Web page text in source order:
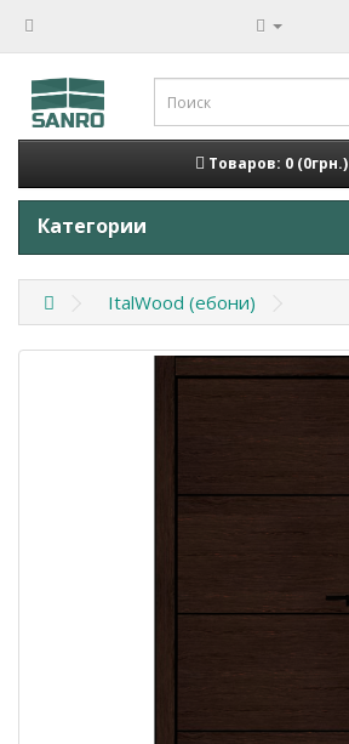
Товаров: 0 (0грн.)
Категории
ItalWood (ебони)